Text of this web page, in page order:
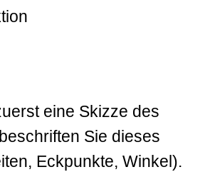
eine Skizze des
Sie dieses
Eckpunkte, Winkel).